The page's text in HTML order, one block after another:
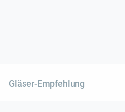
Gläser-Empfehlung